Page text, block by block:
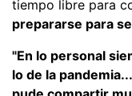
tiempo libre para
prepararse para
"En lo personal
lo de la